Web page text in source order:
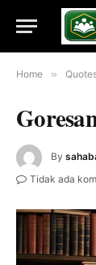
Home »
By
Tidak ada